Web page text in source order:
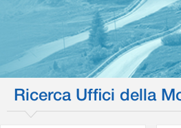
Ricerca Uffici della